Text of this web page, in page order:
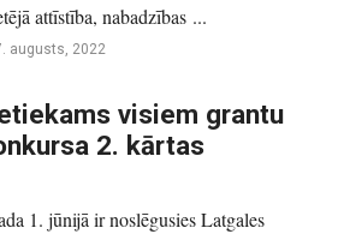
attīstība, nabadzības ...
augusts, 2022
visiem grantu
2. kārtas
1. jūnijā ir noslēgusies Latgales